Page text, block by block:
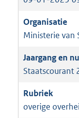
Ministerie van
Staatscourant
overige